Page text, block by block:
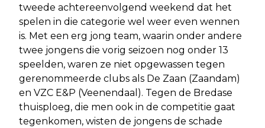
tweede achtereenvolgend weekend dat het
spelen in die categorie wel weer even wennen
is. Met een erg jong team, waarin onder andere
twee jongens die vorig seizoen nog onder 13
speelden, waren ze niet opgewassen tegen
gerenommeerde clubs als De Zaan (Zaandam)
en VZC E&P (Veenendaal). Tegen de Bredase
thuisploeg, die men ook in de competitie gaat
tegenkomen, wisten de jongens de schade